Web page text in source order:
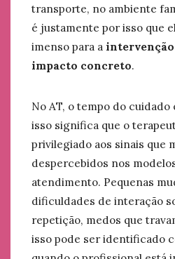
transporte, no ambiente
é justamente por isso que
imenso para a
impacto concreto.
No AT, o tempo do cuidado
isso significa que o
privilegiado aos sinais que
despercebidos nos
atendimento. Pequenas
dificuldades de interação
repetição, medos que
isso pode ser identificado